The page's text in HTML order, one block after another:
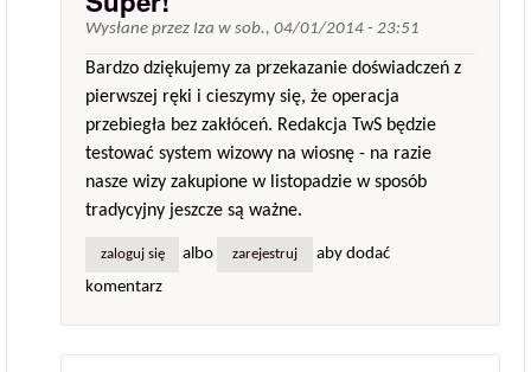
Wysłane przez Iza w sob., 04/01/2014 - 23:51
Bardzo dziękujemy za przekazanie doświadczeń z
pierwszej ręki i cieszymy się, że operacja
przebiegła bez zakłóceń. Redakcja TwS będzie
testować system wizowy na wiosnę - na razie
nasze wizy zakupione w listopadzie w sposób
tradycyjny jeszcze są ważne.
zaloguj się albo zarejestruj
aby dodać
komentarz